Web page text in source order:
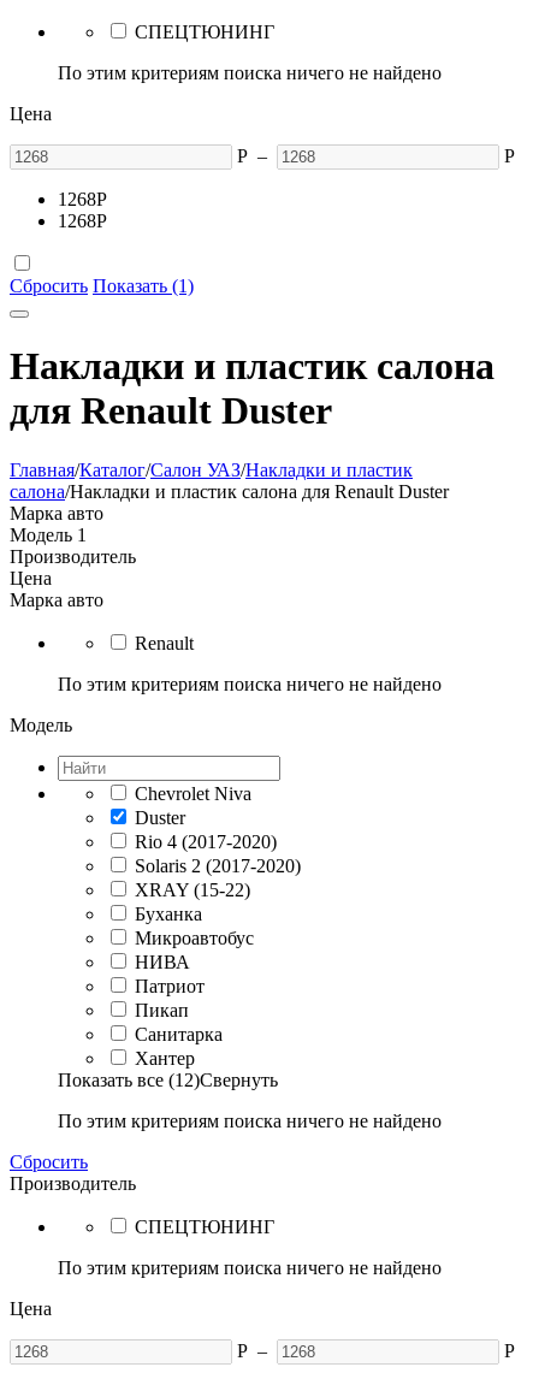
СПЕЦТЮНИНГ
По этим критериям поиска ничего не найдено
Цена
Р – Р
1268Р
1268Р
Сбросить Показать (1)
Накладки и пластик салона
для Renault Duster
Главная/Каталог/Салон УАЗ/Накладки и пластик
салона/Накладки и пластик салона для Renault Duster
Марка авто
Модель 1
Производитель
Цена
Марка авто
Renault
По этим критериям поиска ничего не найдено
Модель
Chevrolet Niva
Duster
Rio 4 (2017-2020)
Solaris 2 (2017-2020)
XRAY (15-22)
Буханка
Микроавтобус
НИВА
Патриот
Пикап
Санитарка
Хантер
Показать все (12)Свернуть
По этим критериям поиска ничего не найдено
Сбросить
Производитель
СПЕЦТЮНИНГ
По этим критериям поиска ничего не найдено
Цена
Р – Р